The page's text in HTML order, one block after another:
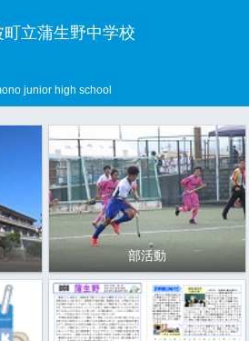
町立蒲生野中学校
junior high school
部活動